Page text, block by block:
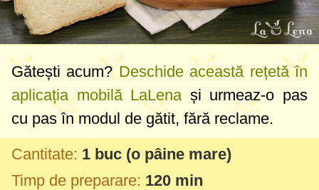
Gătești acum?Deschide această rețetă în
aplicația mobilă LaLena și urmeaz-o pas
cu pas în modul de gătit, fără reclame.
Cantitate: 1 buc (o pâine mare)
Timp de preparare: 120 min